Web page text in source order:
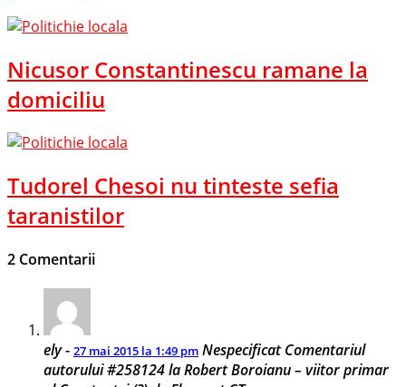
Nicusor Constantinescu ramane la
domiciliu
Tudorel Chesoi nu tinteste sefia
taranistilor
2 Comentarii
ely- 27 mai 2015 la 1:49 pm NespecificatComentariul
autorului #258124 la Robert Boroianu – viitor primar